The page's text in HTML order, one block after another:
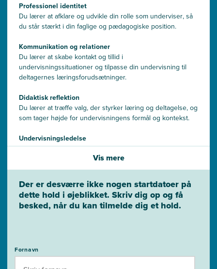
Professionel identitet
Du lærer at afklare og udvikle din rolle som underviser, så
du stårstærkt i din faglige og pædagogiske position.
Kommunikation og relationer
Du lærer at skabe kontakt og tillid i
undervisningssituationer og tilpasse din undervisning til
deltagernes læringsforudsætninger.
Didaktisk reflektion
Du lærer at træffe valg, der styrker læring og deltagelse,og
som tager højde for undervisningens formål og kontekst.
Undervisningsledelse
Du lærer atplanlægge og gennemføreundervisningsforløb
med tydelig rammesætning,struktur
Vis mere
Der er desværre ikke nogen startdatoer på
dette hold i øjeblikket. Skriv dig op og få
besked, når du kan tilmelde dig et hold.
Fornavn